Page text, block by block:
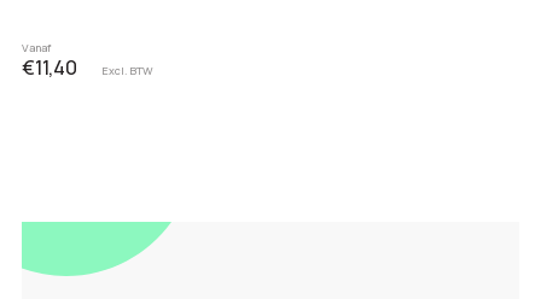
Vanaf
€11,40 Excl. BTW